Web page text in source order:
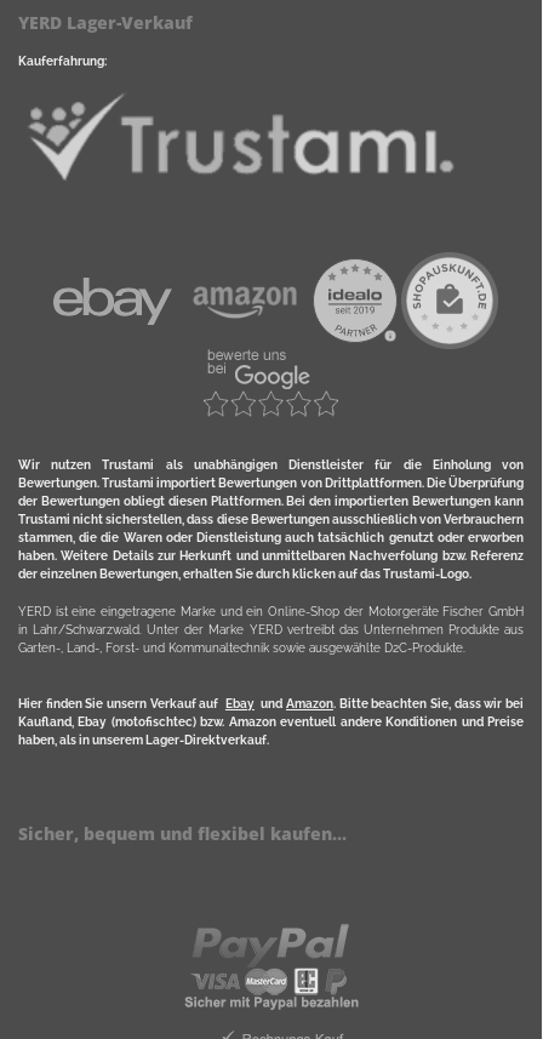
YERD Lager-Verkauf
Kauferfahrung:
Wir nutzen Trustami als unabhängigen Dienstleister für die Einholung von
Bewertungen. Trustami importiert Bewertungen von Drittplattformen. Die Überprüfung
der Bewertungen obliegt diesen Plattformen. Bei den importierten Bewertungen kann
Trustami nicht sicherstellen, dass diese Bewertungen ausschließlich von Verbrauchern
stammen, die die Waren oder Dienstleistung auch tatsächlich genutzt oder erworben
haben. Weitere Details zur Herkunft und unmittelbaren Nachverfolung bzw. Referenz
der einzelnen Bewertungen, erhalten Sie durch klicken auf das Trustami-Logo.
YERD ist eine eingetragene Marke und ein Online-Shop der Motorgeräte Fischer GmbH
in Lahr/Schwarzwald. Unter der Marke YERD vertreibt das Unternehmen Produkte aus
Garten-, Land-, Forst- und Kommunaltechnik sowie ausgewählte D2C-Produkte.
Hier finden Sie unsern Verkauf auf Ebayund Amazon. Bitte beachten Sie, dass wir bei
Kaufland, Ebay (motofischtec) bzw. Amazon eventuell andere Konditionen und Preise
haben, als in unserem Lager-Direktverkauf.
Sicher, bequem und flexibel kaufen...